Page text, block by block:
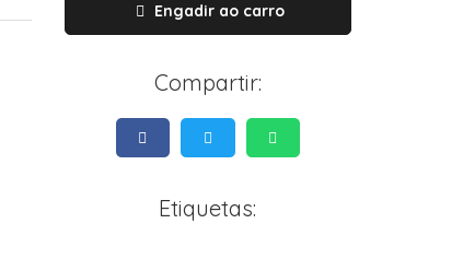
Engadir ao carro
Compartir:
Etiquetas: